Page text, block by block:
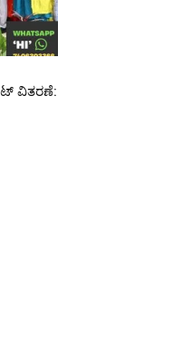
ವಿತರಣೆ: